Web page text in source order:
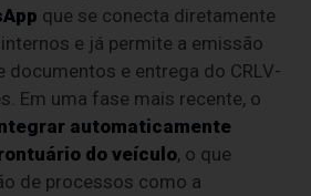
que se conecta diretamente
e já permite a emissão
documentos e entrega do CRLV-
Em uma fase mais recente, o
automaticamente
do veículo, o que
de processos como a